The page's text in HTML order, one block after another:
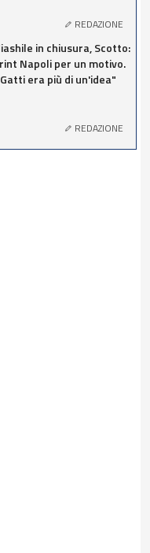
REDAZIONE
in chiusura, Scotto:
Napoli per un motivo.
era più di un'idea"
REDAZIONE